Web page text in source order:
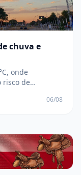
chuva e
onde
risco de
06/08